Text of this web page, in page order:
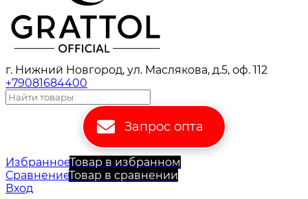
г. Нижний Новгород, ул. Маслякова, д.5, оф. 112
+79081684400
Запрос опта
ИзбранноеТовар в избранном
СравнениеТовар в сравнении
Вход